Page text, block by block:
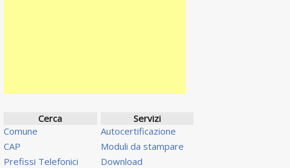
Cerca
Comune
CAP
Prefissi Telefonici
Servizi
Autocertificazione
Moduli da stampare
Download